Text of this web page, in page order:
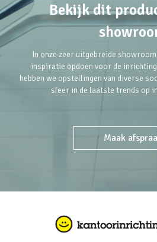
Bekijk dit
In onze zeer uitgebreide
inspiratie opdoen voor de
hebben we opstellingen van diverse
sfeer in de laatste trends op
Maak